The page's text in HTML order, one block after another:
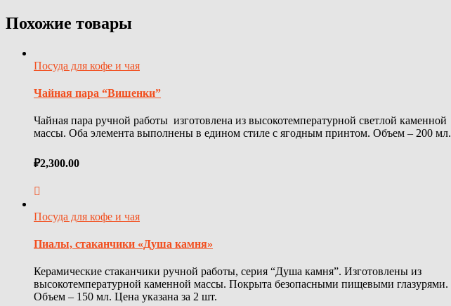
Похожие товары
Посуда для кофе и чая
Чайная пара “Вишенки”
Чайная пара ручной работы изготовлена из высокотемпературной светлой каменной
массы. Оба элемента выполнены в едином стиле с ягодным принтом. Объем – 200 мл.
₽2,300.00
Посуда для кофе и чая
Пиалы, стаканчики «Душа камня»
Керамические стаканчики ручной работы, серия “Душа камня”. Изготовлены из
высокотемпературной каменной массы. Покрыта безопасными пищевыми глазурями.
Объем – 150 мл. Цена указана за 2 шт.